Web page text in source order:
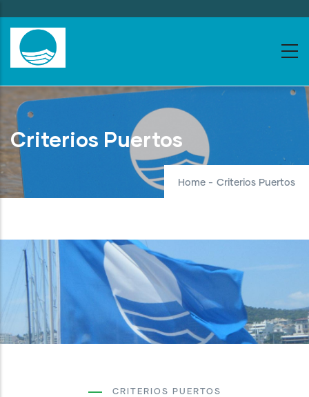
to
main
content
Criterios Puertos
Home - Criterios Puertos
CRITERIOS PUERTOS